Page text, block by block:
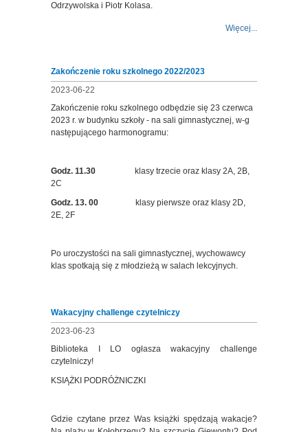
Odrzywolska i Piotr Kolasa.
Więcej...
Zakończenie roku szkolnego 2022/2023
2023-06-22
Zakończenie roku szkolnego odbędzie się 23 czerwca
2023 r. w budynku szkoły - na sali gimnastycznej, w-g
następującego harmonogramu:
Godz. 11.30
klasy trzecie oraz klasy 2A, 2B,
2C
Godz. 13. 00
klasy pierwsze oraz klasy 2D,
2E, 2F
Po uroczystości na sali gimnastycznej, wychowawcy
klas spotkają się z młodzieżą w salach lekcyjnych.
Wakacyjny challenge czytelniczy
2023-06-23
Biblioteka I LO ogłasza wakacyjny challenge
czytelniczy!
KSIĄŻKI PODRÓŻNICZKI
Gdzie czytane przez Was książki spędzają wakacje?